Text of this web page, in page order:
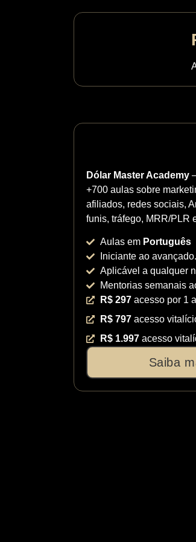
Dólar Master Academy
+700 aulas sobre
afiliados, redes sociais,
funis, tráfego, MRR/PLR
Aulas em Português
Iniciante ao avançado.
Aplicável a qualquer
Mentorias semanais
R$ 297acesso por 1
R$ 797acesso
R$ 1.997acesso
Saiba